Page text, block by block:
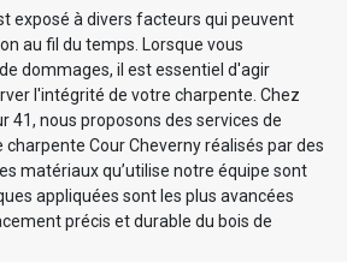
exposé à divers facteurs qui peuvent
au fil du temps. Lorsque vous
dommages, il est essentiel d'agir
l'intégrité de votre charpente. Chez
41, nous proposons des services de
Cour Cheverny réalisés par des
matériaux qu’utilise notre équipe sont
appliquées sont les plus avancées
précis et durable du bois de